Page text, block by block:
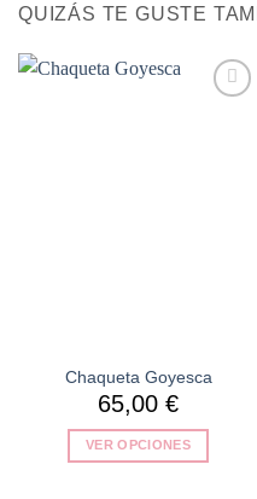
QUIZÁS TE GUSTE
Chaqueta Goyesca
65,00 €
VER OPCIONES